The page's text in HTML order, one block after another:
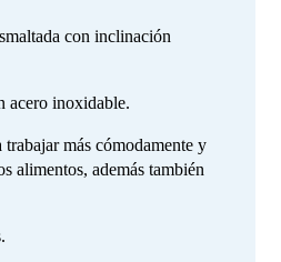
con inclinación
acero inoxidable.
más cómodamente y
alimentos, además también